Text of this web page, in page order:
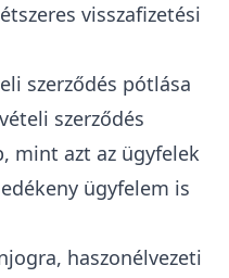
visszafizetési
szerződés pótlása
szerződés
mint azt az ügyfelek
ügyfelem is
haszonélvezeti